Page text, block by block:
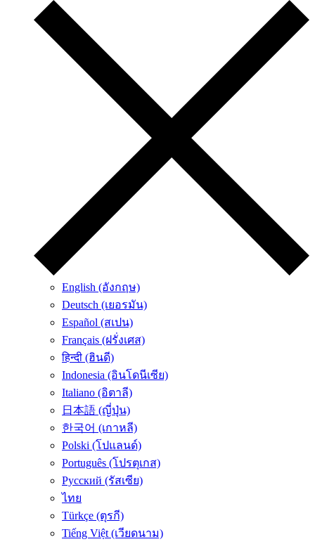
English (อังกฤษ)
Deutsch (เยอรมัน)
Español (สเปน)
Français (ฝรั่งเศส)
हिन्दी (ฮินดี)
Indonesia (อินโดนีเซีย)
Italiano (อิตาลี)
日本語 (ญี่ปุ่น)
한국어 (เกาหลี)
Polski (โปแลนด์)
Português (โปรตุเกส)
Русский (รัสเซีย)
ไทย
Türkçe (ตุรกี)
Tiếng Việt (เวียดนาม)